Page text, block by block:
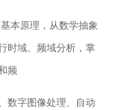
本原理，从数学抽象
时域、频域分析，掌
频
数字图像处理、自动